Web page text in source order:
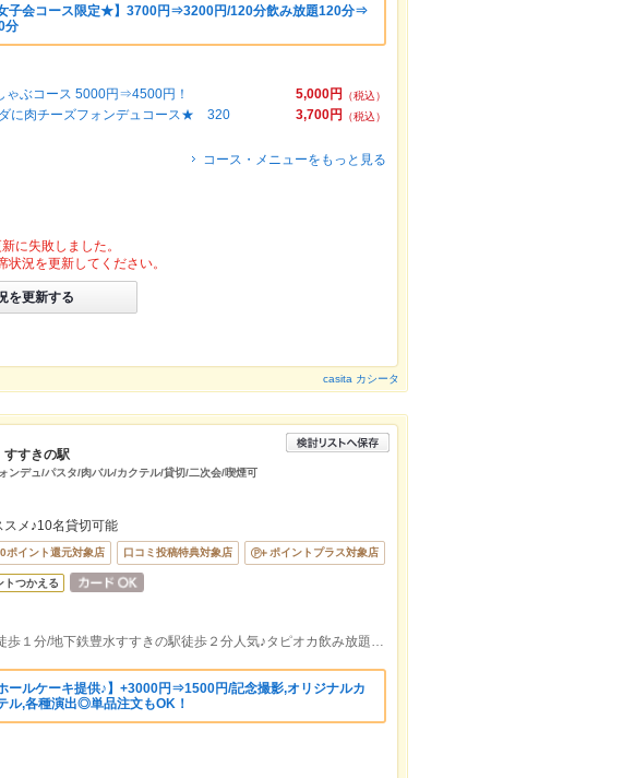
女子会コース限定★】3700円⇒3200円/120分飲み放題120分⇒
分
5,000円
（税込）
ゃぶコース 5000円⇒4500円！
3,700円
（税込）
に肉チーズフォンデュコース★ 320
コース・メニューをもっと見る
に失敗しました。
況を更新してください。
を更新する
casita カシータ
すすきの駅
ンデュ/パスタ/肉バル/カクテル/貸切/二次会/喫煙可
メ♪10名貸切可能
ポイント還元対象店 口コミ投稿特典対象店 ポイントプラス対象店
トつかえる
地下鉄すすきの駅徒歩１分/地下鉄豊水すすきの駅徒歩２分人気♪タピオカ飲み放題 貸切 女子 合コン 結婚式二次会
ホールケーキ提供♪】+3000円⇒1500円/記念撮影,オリジナルカ
ル,各種演出◎単品注文もOK！